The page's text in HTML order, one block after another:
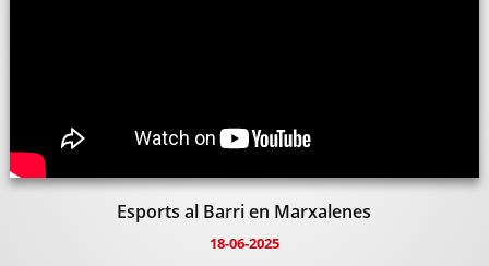
Esports al Barri en Marxalenes
18-06-2025